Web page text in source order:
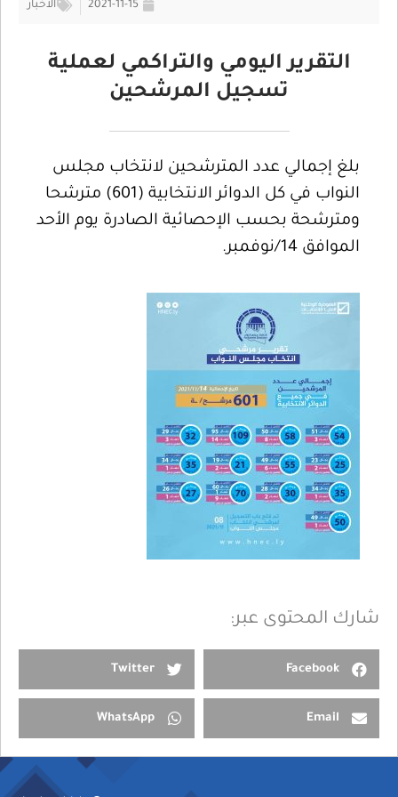
2021-11-15 الأخبار
التقرير اليومي والتراكمي لعملية
تسجيل المرشحين
بلغ إجمالي عدد المترشحين لانتخاب مجلس
النواب في كل الدوائر الانتخابية (601) مترشحا
ومترشحة بحسب الإحصائية الصادرة يوم الأحد
الموافق 14/نوفمبر.
شارك المحتوى عبر:
Facebook
Twitter
Email
WhatsApp